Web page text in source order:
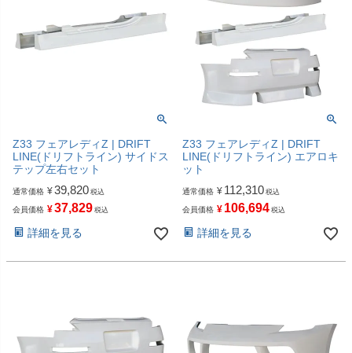
Z33 フェアレディZ | DRIFT
LINE(ドリフトライン) サイドス
テップ左右セット
通常価格 ¥39,820 税込
会員価格 ¥37,829 税込
詳細を見る
Z33 フェアレディZ | DRIFT
LINE(ドリフトライン) エアロキ
ット
通常価格 ¥ 112,310 税込
会員価格 ¥ 106,694 税込
詳細を見る